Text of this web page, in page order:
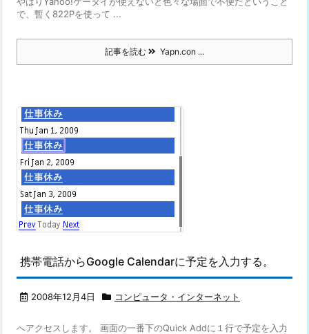
で、暫く822Pを使って ...
記事を読む Yapn.con ...
携帯電話からGoogle Calendarに予定を入力する。
2008年12月4日 コンピュータ・インターネット
へアクセスします。 画面の一番下のQuick Addに１行で予定を入力